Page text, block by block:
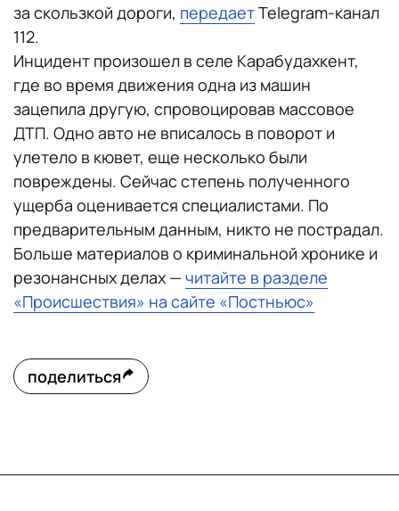
за скользкой дороги, передаетTelegram-канал
112.
Инцидент произошел в селе Карабудахкент,
где во время движения одна из машин
зацепила другую, спровоцировав массовое
ДТП. Одно авто не вписалось в поворот и
улетело в кювет, еще несколько были
повреждены. Сейчас степень полученного
ущерба оценивается специалистами. По
предварительным данным, никто не пострадал.
Больше материалов о криминальной хронике и
резонансных делах — читайте в разделе
«Происшествия» на сайте «Постньюс»
поделиться